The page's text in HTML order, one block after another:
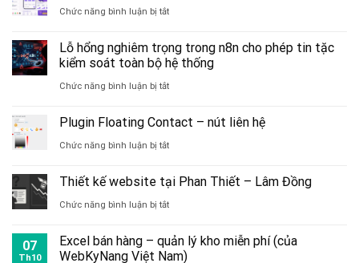
Chức năng bình luận bị tắtở
trợ
trợ
lý
vấn,
hàng
Lỗ hổng nghiêm trọng trong n8n cho phép tin tặc
kiểm soát toàn bộ hệ thống
Chức năng bình luận bị tắtở
trọng
cho
Plugin Floating Contact – nút liên hệ
Chức năng bình luận bị tắtở
Floating
nút
Thiết kế website tại Phan Thiết – Lâm Đồng
Chức năng bình luận bị tắtở
kế
07
Th10
Excel bán hàng – quản lý kho miễn phí (của
WebKyNang Việt Nam)